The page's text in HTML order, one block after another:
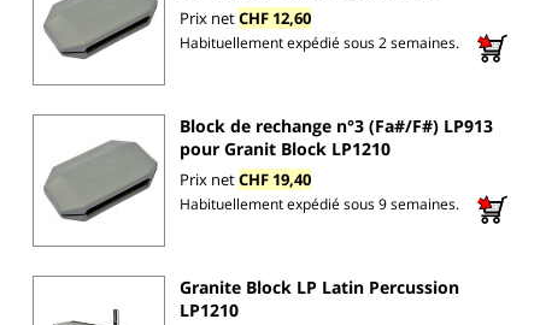
Prix netCHF 12,60
Habituellement expédié sous 2 semaines.
Block de rechange n°3 (Fa#/F#) LP913
pour Granit Block LP1210
Prix netCHF 19,40
Habituellement expédié sous 9 semaines.
Granite Block LP Latin Percussion
LP1210